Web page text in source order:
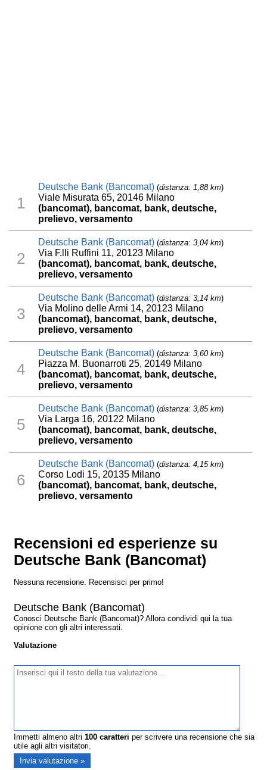
1
Deutsche Bank (Bancomat) (distanza: 1,88 km)
Viale Misurata 65, 20146 Milano
(bancomat), bancomat, bank, deutsche,
prelievo, versamento
2
Deutsche Bank (Bancomat) (distanza: 3,04 km)
Via F.lli Ruffini 11, 20123 Milano
(bancomat), bancomat, bank, deutsche,
prelievo, versamento
3
Deutsche Bank (Bancomat) (distanza: 3,14 km)
Via Molino delle Armi 14, 20123 Milano
(bancomat), bancomat, bank, deutsche,
prelievo, versamento
4
Deutsche Bank (Bancomat) (distanza: 3,60 km)
Piazza M. Buonarroti 25, 20149 Milano
(bancomat), bancomat, bank, deutsche,
prelievo, versamento
5
Deutsche Bank (Bancomat) (distanza: 3,85 km)
Via Larga 16, 20122 Milano
(bancomat), bancomat, bank, deutsche,
prelievo, versamento
6
Deutsche Bank (Bancomat) (distanza: 4,15 km)
Corso Lodi 15, 20135 Milano
(bancomat), bancomat, bank, deutsche,
prelievo, versamento
Recensioni ed esperienze su
Deutsche Bank (Bancomat)
Nessuna recensione. Recensisci per primo!
Deutsche Bank (Bancomat)
Conosci Deutsche Bank (Bancomat)? Allora condividi qui la tua
opinione con gli altri interessati.
Valutazione
Immetti almeno altri100 caratteri per scrivere una recensione che sia
utile agli altri visitatori.